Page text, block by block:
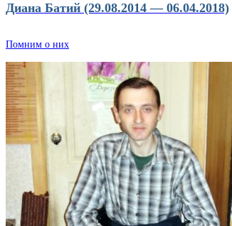
Диана Батий (29.08.2014 — 06.04.2018)
Помним о них